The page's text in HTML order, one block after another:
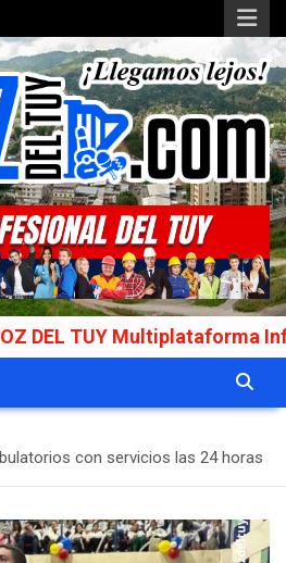
TUY Multiplataforma
con servicios las 24 horas